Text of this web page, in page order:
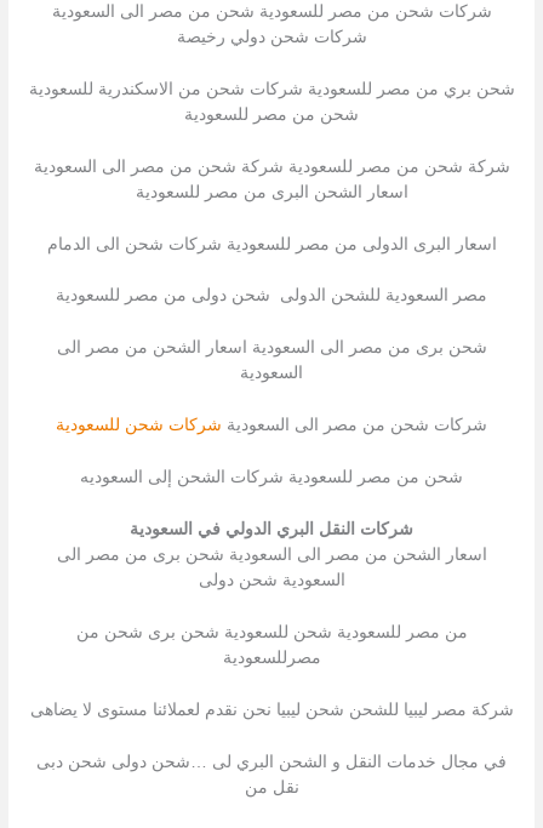
شركات شحن من مصر للسعودية شحن من مصر الى السعودية
شركات شحن دولي رخيصة
شحن بري من مصر للسعودية شركات شحن من الاسكندرية للسعودية
شحن من مصر للسعودية
شركة شحن من مصر للسعودية شركة شحن من مصر الى السعودية
اسعار الشحن البرى من مصر للسعودية
اسعار البرى الدولى من مصر للسعودية شركات شحن الى الدمام
مصر السعودية للشحن الدولى شحن دولى من مصر للسعودية
شحن برى من مصر الى السعودية اسعار الشحن من مصر الى
السعودية
شركات شحن من مصر الى السعودية شركات شحن للسعودية
شحن من مصر للسعودية شركات الشحن إلى السعوديه
شركات النقل البري الدولي في السعودية
اسعار الشحن من مصر الى السعودية شحن برى من مصر الى
السعودية شحن دولى
من مصر للسعودية شحن للسعودية شحن برى شحن من
مصرللسعودية
شركة مصر ليبيا للشحن شحن ليبيا نحن نقدم لعملائنا مستوى لا يضاهى
في مجال خدمات النقل و الشحن البري لى …شحن دولى شحن دبى
نقل من